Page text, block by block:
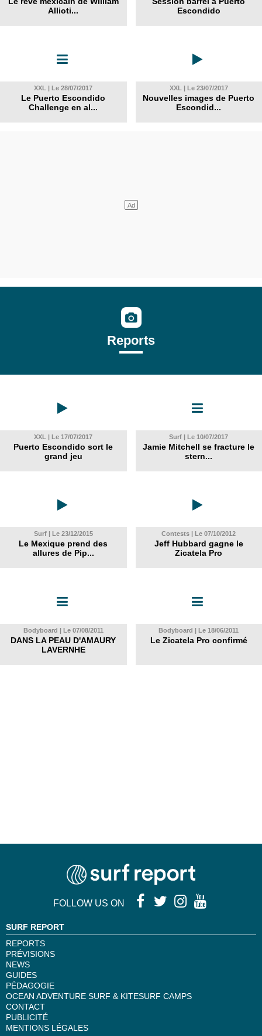
Allioti...
Escondido
XXL | Le 28/07/2017
Le Puerto Escondido
Challenge en al...
XXL | Le 23/07/2017
Nouvelles images de Puerto
Escondid...
Reports
XXL | Le 17/07/2017
Puerto Escondido sort le
grand jeu
Surf | Le 10/07/2017
Jamie Mitchell se fracture le
stern...
Surf | Le 23/12/2015
Le Mexique prend des
allures de Pip...
Contests | Le 07/10/2012
Jeff Hubbard gagne le
Zicatela Pro
Bodyboard | Le 07/08/2011
DANS LA PEAU D'AMAURY
LAVERNHE
Bodyboard | Le 18/06/2011
Le Zicatela Pro confirmé
FOLLOW US ON
SURF REPORT
REPORTS
PRÉVISIONS
NEWS
GUIDES
PÉDAGOGIE
OCEAN ADVENTURE SURF & KITESURF CAMPS
CONTACT
PUBLICITÉ
MENTIONS LÉGALES